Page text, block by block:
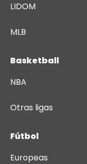
LIDOM
MLB
Basketball
NBA
Otras ligas
Fútbol
Europeas